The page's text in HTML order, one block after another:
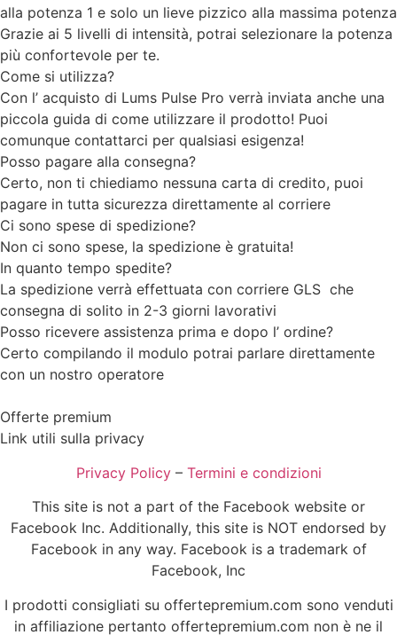
alla potenza 1 e solo un lieve pizzico alla massima potenza
Grazie ai 5 livelli di intensità, potrai selezionare la potenza
più confortevole per te.
Come si utilizza?
Con l’ acquisto di Lums Pulse Pro verrà inviata anche una
piccola guida di come utilizzare il prodotto! Puoi
comunque contattarci per qualsiasi esigenza!
Posso pagare alla consegna?
Certo, non ti chiediamo nessuna carta di credito, puoi
pagare in tutta sicurezza direttamente al corriere
Ci sono spese di spedizione?
Non ci sono spese, la spedizione è gratuita!
In quanto tempo spedite?
La spedizione verrà effettuata con corriere GLS che
consegna di solito in 2-3 giorni lavorativi
Posso ricevere assistenza prima e dopo l’ ordine?
Certo compilando il modulo potrai parlare direttamente
con un nostro operatore
Offerte premium
Link utili sulla privacy
Privacy Policy– Termini e condizioni
This site is not a part of the Facebook website or
Facebook Inc. Additionally, this site is NOT endorsed by
Facebook in any way. Facebook is a trademark of
Facebook, Inc
I prodotti consigliati su offertepremium.com sono venduti
in affiliazione pertanto offertepremium.com non è ne il